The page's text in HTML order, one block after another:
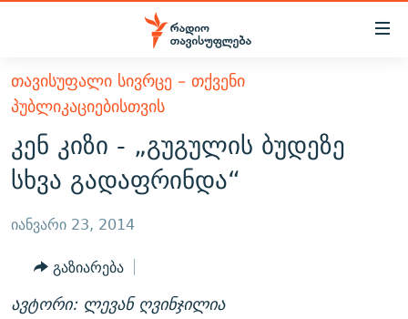
Accessibility
მთავარ
შინაარსზე
დაბრუნება
მთავარ
ნავიგაციაზე
ძიებაზე
დაბრუნება
ᲐᲮᲐᲚᲘ ᲐᲛᲑᲔᲑᲘ
ᲗᲔᲛᲔᲑᲘ
ᲞᲝᲚᲘᲢᲘᲙᲐ
ᲔᲙᲝᲜᲝᲛᲘᲙᲐ
ᲡᲐᲖᲝᲒᲐᲓᲝᲔᲑᲐ
ᲙᲣᲚᲢᲣᲠᲐ
ᲡᲞᲝᲠᲢᲘ
ᲕᲘᲓᲔᲝ
ᲑᲚᲝᲒᲔᲑᲘ
ᲞᲝᲓᲙᲐᲡᲢᲔᲑᲘ
ᲐᲡᲐᲗᲘᲐᲜᲘᲡ ᲙᲣᲗᲮᲔ
ᲜᲘᲙᲝᲡ ᲞᲝᲓᲙᲐᲡᲢᲘ
ᲒᲐᲓᲐᲪᲔᲛᲔᲑᲘ
ᲗᲐᲕᲘᲡᲣᲤᲚᲔᲑᲘᲡ ᲛᲝᲜᲘᲢᲝᲠᲘ
ᲗᲥᲕᲔᲜᲘ ᲞᲣᲑᲚᲘᲙᲐᲪᲘᲔᲑᲘ
ᲗᲐᲕᲘᲡᲣᲤᲐᲚᲘ ᲡᲘᲕᲠᲪᲔ – ᲗᲥᲕᲔᲜᲘ
ᲞᲣᲑᲚᲘᲙᲐᲪᲘᲔᲑᲘᲡᲗᲕᲘᲡ
კენ კიზი - „გუგულის ბუდეზე
სხვა გადაფრინდა“
იანვარი 23, 2014
გაზიარება
ავტორი: ლევან ღვინჯილია